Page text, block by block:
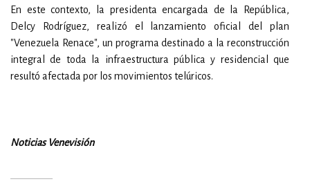
En este contexto, la presidenta encargada de la República,
Delcy Rodríguez, realizó el lanzamiento oficial del plan
"Venezuela Renace", un programa destinado a la reconstrucción
integral de toda la infraestructura pública y residencial que
resultó afectada por los movimientos telúricos.
Noticias Venevisión